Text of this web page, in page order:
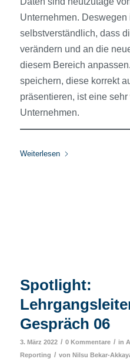
Unternehmen. Deswegen
selbstverständlich, dass
verändern und an die
diesem Bereich
speichern, diese korrekt
präsentieren, ist eine
Unternehmen.
Weiterlesen
Spotlight:
Gespräch 06
3. März 2022 / 0 Kommentare / in
Reporting / von Nilsu Bekar-